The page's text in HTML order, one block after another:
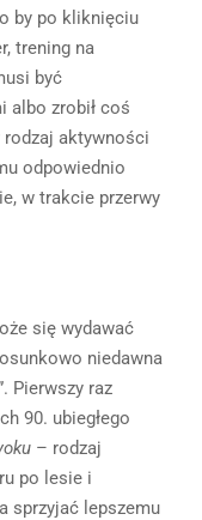
by po kliknięciu
trening na
być
albo zrobił coś
rodzaj aktywności
odpowiednio
w trakcie przerwy
się wydawać
niedawna
Pierwszy raz
90. ubiegłego
– rodzaj
po lesie i
sprzyjać lepszemu